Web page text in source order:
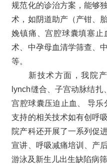
规范化的诊治方案，能够
术，如阴道助产（产钳、
娩镇痛、宫腔球囊填塞
术、中孕母血清学筛查、
等。
新技术方面，我院
lynch缝合、子宫动脉结扎
宫腔球囊压迫止血、 导
支持的相关技术如有创呼
院产科还开展了一系列促
宣讲、呼吸减痛培训、产
游泳及新生儿出生缺陷病